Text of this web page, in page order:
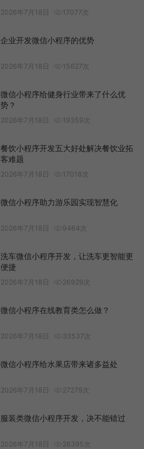
2026年7月18日 17077次
企业开发微信小程序的优势
2026年7月18日 15627次
微信小程序给健身行业带来了什么优
势？
2026年7月18日 19359次
餐饮小程序开发五大好处解决餐饮业拓
客难题
2026年7月18日 17018次
微信小程序助力游乐园实现智慧化
2026年7月18日 9464次
洗车微信小程序开发，让洗车更智能更
便捷
2026年7月18日 26929次
微信小程序在线教育类怎么做？
2026年7月18日 33537次
微信小程序给水果店带来诸多益处
2026年7月18日 27279次
服装类微信小程序开发，决不能错过
2026年7月18日 26395次